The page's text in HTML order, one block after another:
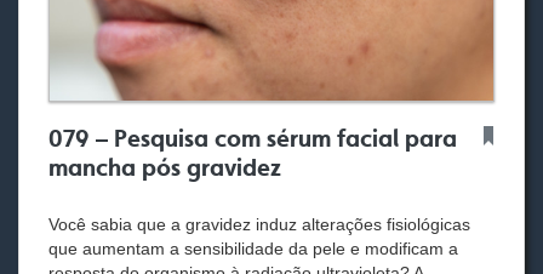
079 – Pesquisa com sérum facial para
mancha pós gravidez
Você sabia que a gravidez induz alterações fisiológicas
que aumentam a sensibilidade da pele e modificam a